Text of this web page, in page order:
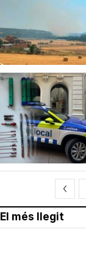
El més llegit